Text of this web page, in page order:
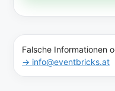
Falsche Informationen
→ info@eventbricks.at